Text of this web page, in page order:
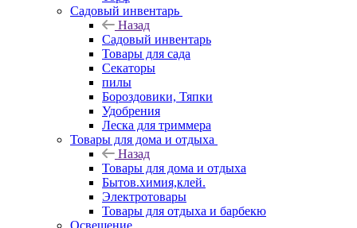
Садовый инвентарь
Назад
Садовый инвентарь
Товары для сада
Секаторы
пилы
Бороздовики, Тяпки
Удобрения
Леска для триммера
Товары для дома и отдыха
Назад
Товары для дома и отдыха
Бытов.химия,клей.
Электротовары
Товары для отдыха и барбекю
Освещение